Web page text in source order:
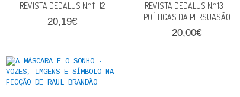
REVISTA DEDALUS N.º 11-12
20,19€
REVISTA DEDALUS N.º 13 -
POÉTICAS DA PERSUASÃO
20,00€